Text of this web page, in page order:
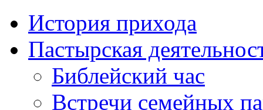
История прихода
Пастырская
Библейский час
Встречи семейных